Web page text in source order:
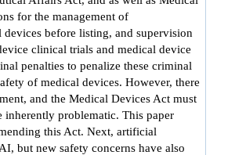
for the management of
before listing, and supervision
clinical trials and medical device
penalties to penalize these criminal
of medical devices. However, there
and the Medical Devices Act must
inherently problematic. This paper
this Act. Next, artificial
but new safety concerns have also